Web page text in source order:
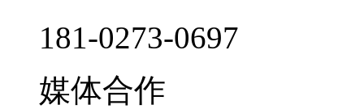
181-0273-0697
媒体合作